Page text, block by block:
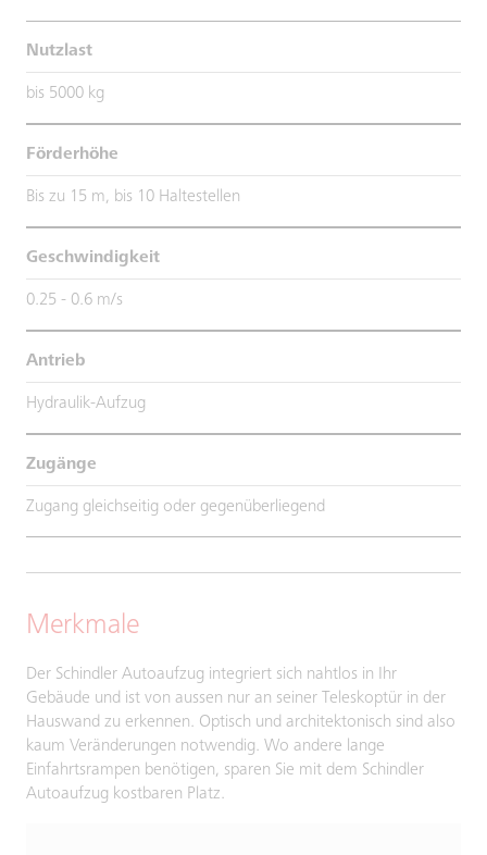
Nutzlast
bis 5000 kg
Förderhöhe
Bis zu 15 m, bis 10 Haltestellen
Geschwindigkeit
0.25 - 0.6 m/s
Antrieb
Hydraulik-Aufzug
Zugänge
Zugang gleichseitig oder gegenüberliegend
Merkmale
Der Schindler Autoaufzug integriert sich nahtlos in Ihr
Gebäude und ist von aussen nur an seiner Teleskoptür in der
Hauswand zu erkennen. Optisch und architektonisch sind also
kaum Veränderungen notwendig. Wo andere lange
Einfahrtsrampen benötigen, sparen Sie mit dem Schindler
Autoaufzug kostbaren Platz.